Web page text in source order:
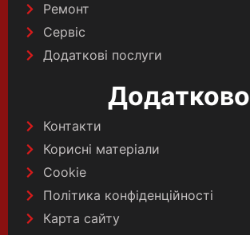
Ремонт
Сервіс
Додаткові послуги
Додатково
Контакти
Корисні матеріали
Cookie
Політика конфіденційності
Карта сайту